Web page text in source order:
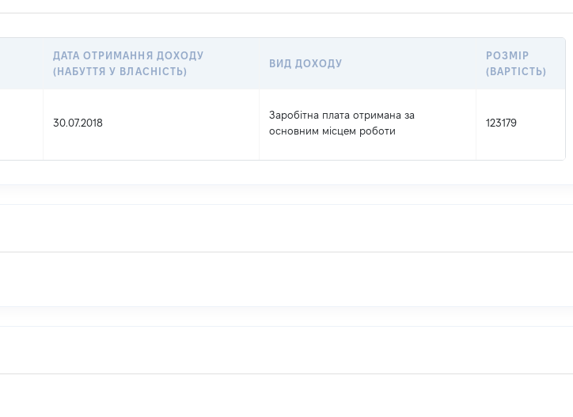
ДАТА ОТРИМАННЯ ДОХОДУ
(НАБУТТЯ У ВЛАСНІСТЬ)
ВИД ДОХОДУ
РОЗМІР
(ВАРТІСТЬ)
30.07.2018
Заробітна плата отримана за
основним місцем роботи
123179